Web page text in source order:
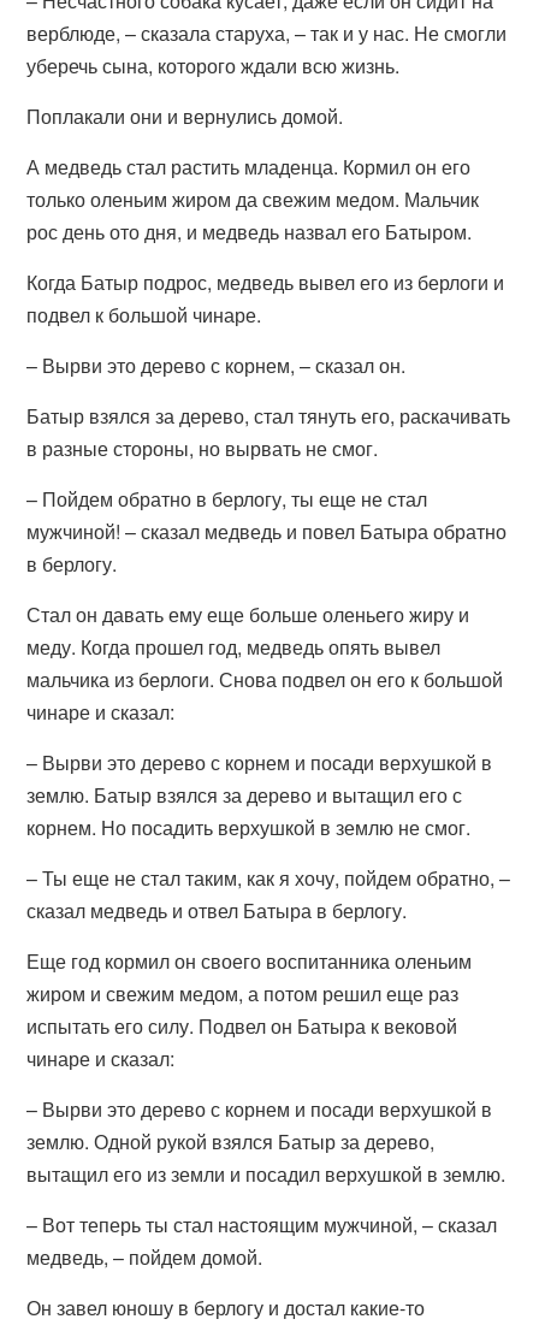
верблюде, – сказала старуха, – так и у нас. Не смогли
уберечь сына, которого ждали всю жизнь.
Поплакали они и вернулись домой.
А медведь стал растить младенца. Кормил он его
только оленьим жиром да свежим медом. Мальчик
рос день ото дня, и медведь назвал его Батыром.
Когда Батыр подрос, медведь вывел его из берлоги и
подвел к большой чинаре.
– Вырви это дерево с корнем, – сказал он.
Батыр взялся за дерево, стал тянуть его, раскачивать
в разные стороны, но вырвать не смог.
– Пойдем обратно в берлогу, ты еще не стал
мужчиной! – сказал медведь и повел Батыра обратно
в берлогу.
Стал он давать ему еще больше оленьего жиру и
меду. Когда прошел год, медведь опять вывел
мальчика из берлоги. Снова подвел он его к большой
чинаре и сказал:
– Вырви это дерево с корнем и посади верхушкой в
землю. Батыр взялся за дерево и вытащил его с
корнем. Но посадить верхушкой в землю не смог.
– Ты еще не стал таким, как я хочу, пойдем обратно, –
сказал медведь и отвел Батыра в берлогу.
Еще год кормил он своего воспитанника оленьим
жиром и свежим медом, а потом решил еще раз
испытать его силу. Подвел он Батыра к вековой
чинаре и сказал:
– Вырви это дерево с корнем и посади верхушкой в
землю. Одной рукой взялся Батыр за дерево,
вытащил его из земли и посадил верхушкой в землю.
– Вот теперь ты стал настоящим мужчиной, – сказал
медведь, – пойдем домой.
Он завел юношу в берлогу и достал какие-то